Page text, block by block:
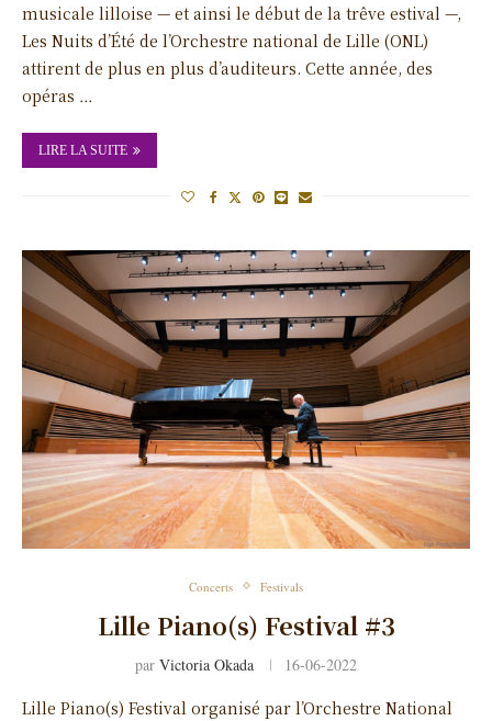
musicale lilloise — et ainsi le début de la trêve estival —,
Les Nuits d’Été de l’Orchestre national de Lille (ONL)
attirent de plus en plus d’auditeurs. Cette année, des
opéras …
LIRE LA SUITE
Concerts Festivals
Lille Piano(s) Festival #3
par Victoria Okada 16-06-2022
Lille Piano(s) Festival organisé par l’Orchestre National